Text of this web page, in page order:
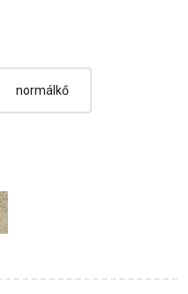
normálkő